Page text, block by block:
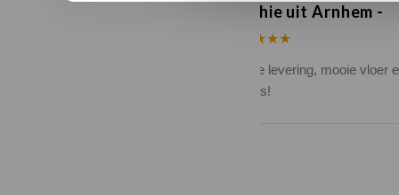
Sophie uit Arnhem -
★★★★★
Snelle levering, mooie vloer
advies!